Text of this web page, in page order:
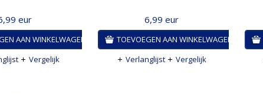
eur
AAN WINKELWAGEN
Vergelijk
6,99 eur
TOEVOEGEN AAN WINKELWAGEN
Verlanglijst
Vergelijk